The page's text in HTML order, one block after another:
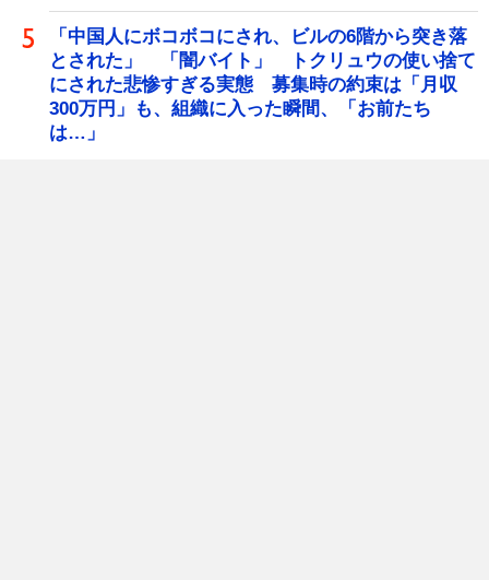
「中国人にボコボコにされ、ビルの6階から突き落
とされた」 「闇バイト」 トクリュウの使い捨て
にされた悲惨すぎる実態 募集時の約束は「月収
300万円」も、組織に入った瞬間、「お前たち
は…」